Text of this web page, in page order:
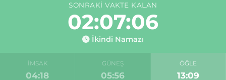
SONRAKI VAKTE KALAN
02:07:05
İkindi Namazı
İMSAK
04:18
GÜNEŞ
05:56
ÖĞLE
13:09